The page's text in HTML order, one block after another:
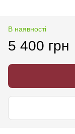
В наявності
5 400 грн